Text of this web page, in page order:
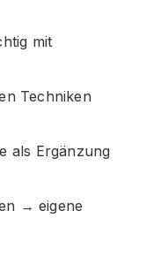
mit
Techniken
als Ergänzung
→ eigene